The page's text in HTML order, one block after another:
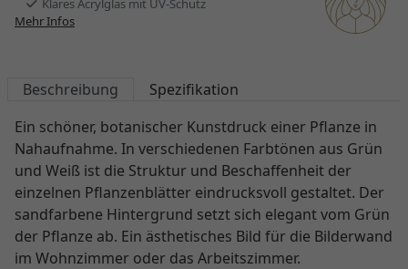
Mehr Infos
Beschreibung
Spezifikation
Ein schöner, botanischer Kunstdruck einer Pflanze in
Nahaufnahme. In verschiedenen Farbtönen aus Grün
und Weiß ist die Struktur und Beschaffenheit der
einzelnen Pflanzenblätter eindrucksvoll gestaltet. Der
sandfarbene Hintergrund setzt sich elegant vom Grün
der Pflanze ab. Ein ästhetisches Bild für die Bilderwand
im Wohnzimmer oder das Arbeitszimmer.